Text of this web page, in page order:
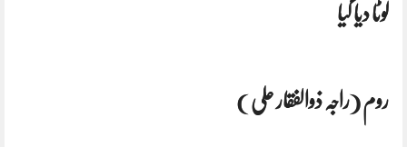
لوٹا دیا گیا
روم (راجہ ذوالفقار علی )